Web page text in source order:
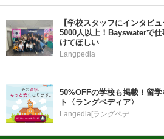
【学校スタッフにインタビ
5000人以上！Bayswaterで
けてほしい
Langpedia
50%OFFの学校も掲載！留
ト〈ラングペディア〉
Langedia[ラングペディア]